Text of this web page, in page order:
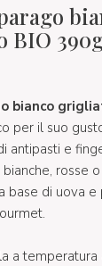
bianco
per il suo
antipasti e
rosse
base di uova e
a temperatura